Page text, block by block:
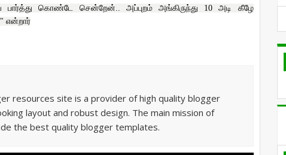
கொண்டே சென்றேன்.. அப்புறம் அங்கிருந்து 10 அடி கீழே
என்றார்
resources site is a provider of high quality blogger
layout and robust design. The main mission of
the best quality blogger templates.